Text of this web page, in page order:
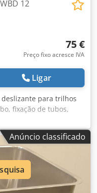
12
75 €
Preço fixo acresce IVA
Ligar
deslizante para trilhos
fixação de tubos,
suporte WBD -
trilhos de montagem -
com grampo de
Syufox Ah Asa -
- Peso total: 8,8 kg
Anúncio classificado